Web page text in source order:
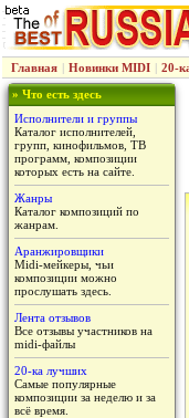
Главная | Новинки MIDI | 20-
» Что есть здесь
Исполнители и группы
Каталог исполнителей,
групп, кинофильмов, ТВ
программ, композиции
которых есть на сайте.
Жанры
Каталог композиций по
жанрам.
Аранжировщики
Midi-мейкеры, чьи
композиции можно
прослушать здесь.
Лента отзывов
Все отзывы участников на
midi-файлы
20-ка лучших
Самые популярные
композиции за неделю и за
всё время.